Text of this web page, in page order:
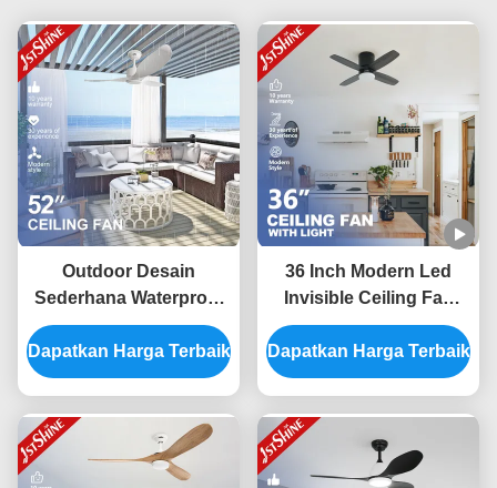
Outdoor Desain
Sederhana Waterproof
ABS Blades Ceiling Fan
Dengan Remote Control
Dapatkan Harga Terbaik
36 Inch Modern Led
Invisible Ceiling Fan
Mini 4 Plywood Blades
Low Profile Dimming
Light
Dapatkan Harga Terbaik